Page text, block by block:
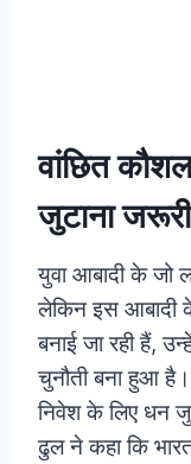
वांछित
जुटाना जरूरी
युवा आबादी के जो
लेकिन इस आबादी
बनाई जा रही हैं,
चुनौती बना हुआ
निवेश के लिए धन
ढुल ने कहा कि